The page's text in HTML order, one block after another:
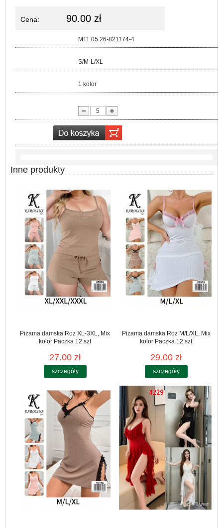
Cena: 90.00 zł
M11.05.26-821174-4
S/M-L/XL
1 kolor
Inne produkty
Piżama damska Roz XL-3XL, Mix
kolor Paczka 12 szt
27.00 zł
szczegóły
Piżama damska Roz M/L/XL, Mix
kolor Paczka 12 szt
29.00 zł
szczegóły